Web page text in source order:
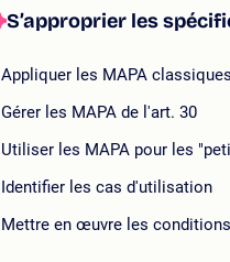
S’approprier les
Appliquer les MAPA
Gérer les MAPA de l'art. 30
Utiliser les MAPA pour les
Identifier les cas d'utilisation
Mettre en œuvre les